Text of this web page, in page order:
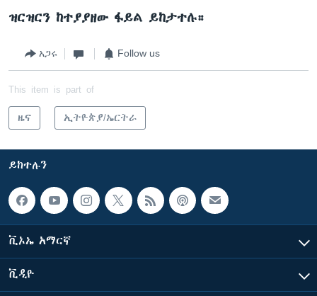
ዝርዝርን ከተያያዘው ፋይል ይከታተሉ።
አጋሩ Follow us
This item is part of
ዜና ኢትዮጵያ/ኤርትራ
ይከተሉን
ቪኦኤ አማርኛ
ቪዲዮ